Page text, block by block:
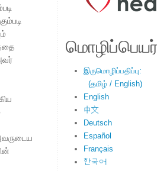
இருமொழிப்பதிப்பு:
(தமிழ் / English)
English
中文
Deutsch
Español
Français
한국어